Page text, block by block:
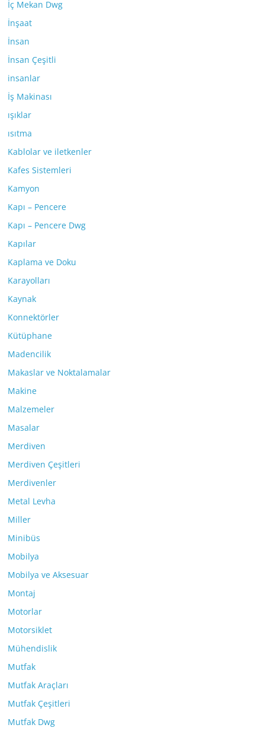
İç Mekan Dwg
İnşaat
İnsan
İnsan Çeşitli
insanlar
İş Makinası
ışıklar
ısıtma
Kablolar ve iletkenler
Kafes Sistemleri
Kamyon
Kapı – Pencere
Kapı – Pencere Dwg
Kapılar
Kaplama ve Doku
Karayolları
Kaynak
Konnektörler
Kütüphane
Madencilik
Makaslar ve Noktalamalar
Makine
Malzemeler
Masalar
Merdiven
Merdiven Çeşitleri
Merdivenler
Metal Levha
Miller
Minibüs
Mobilya
Mobilya ve Aksesuar
Montaj
Motorlar
Motorsiklet
Mühendislik
Mutfak
Mutfak Araçları
Mutfak Çeşitleri
Mutfak Dwg